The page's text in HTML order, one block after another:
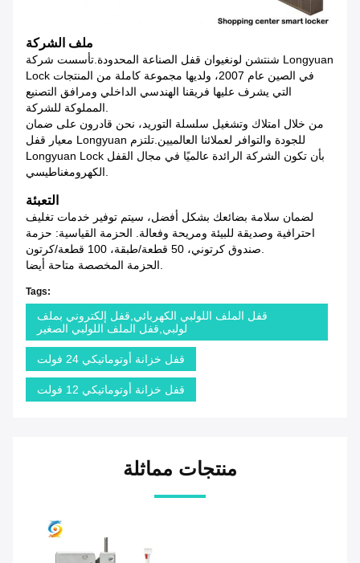
ملف الشركة
شنتشن لونغيوان قفل الصناعة المحدودة.تأسست شركة Longyuan
Lock في الصين عام 2007، ولديها مجموعة كاملة من المنتجات
التي يشرف عليها فريقنا الهندسي الداخلي ومرافق التصنيع
من خلال امتلاك وتشغيل سلسلة التوريد، نحن قادرون على ضمان
معيار قفل Longyuan للجودة والتوافر لعملائنا العالميين.تلتزم
Longyuan Lock بأن تكون الشركة الرائدة عالميًا في مجال القفل
التعبئة
لضمان سلامة بضائعك بشكل أفضل، سيتم توفير خدمات تغليف
احترافية وصديقة للبيئة ومريحة وفعالة. الحزمة القياسية: حزمة
Tags:
قفل الملف اللولبي الكهربائي,قفل إلكتروني بملف
لولبي,قفل الملف اللولبي الصغير
قفل خزانة أوتوماتيكي 24 فولت
قفل خزانة أوتوماتيكي 12 فولت
منتجات مماثلة